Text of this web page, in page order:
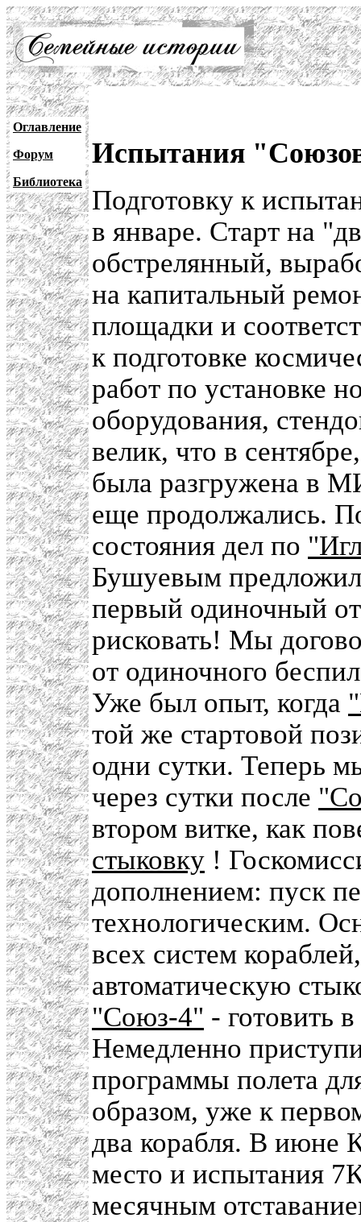
Оглавление
Форум
Библиотека
Испытания
Подготовку к
в январе. Старт на
обстрелянный,
на капитальный
площадки и
к подготовке
работ по установке
оборудования,
велик, что в
была разгружена в
еще продолжались.
состояния дел по
Бушуевым
первый одиночный
рисковать! Мы
от одиночного
Уже был опыт, когда
той же стартовой
одни сутки. Теперь
через сутки после
втором витке, как
стыковку !
дополнением: пуск
технологическим.
всех систем
автоматическую
"Союз-4" - готовить
Немедленно
программы полета
образом, уже к
два корабля. В июне
место и испытания
месячным